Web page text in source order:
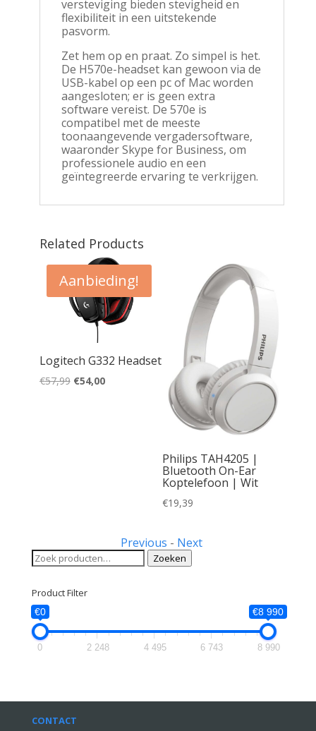
versteviging bieden stevigheid en
flexibiliteit in een uitstekende
pasvorm.
Zet hem op en praat. Zo simpel is het.
De H570e-headset kan gewoon via de
USB-kabel op een pc of Mac worden
aangesloten; er is geen extra
software vereist. De 570e is
compatibel met de meeste
toonaangevende vergadersoftware,
waaronder Skype for Business, om
professionele audio en een
geïntegreerde ervaring te verkrijgen.
Related Products
Aanbieding!
Logitech G332 Headset
€57,99 Oorspronkelijke
€54,00Huidige
Philips TAH4205 |
Bluetooth On-Ear
Koptelefoon | Wit
€19,39
Previous - Next
Zoeken
naar:
Zoeken
Product Filter
€0 €8 990
0 2 248 4 495 6 743 8 990
CONTACT